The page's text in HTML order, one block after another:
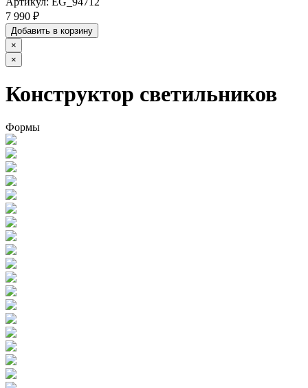
7 990 ₽
Добавить в корзину
×
×
Конструктор светильников
Формы